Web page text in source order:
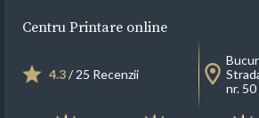
Centru Printare online
4.3/ 25 Recenzii
nr. 50